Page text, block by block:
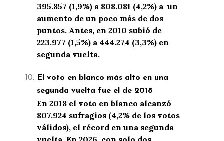
395.857 (1,9%) a 808.081 (4,2%) a un
aumento de un poco más de dos
puntos. Antes, en 2010 subió de
223.977 (1,5%) a 444.274 (3,3%) en
segunda vuelta.
El voto en blanco más alto en una
segunda vuelta fue el de 2018
En 2018 el voto en blanco alcanzó
807.924 sufragios (4,2% de los votos
válidos), el récord en una segunda